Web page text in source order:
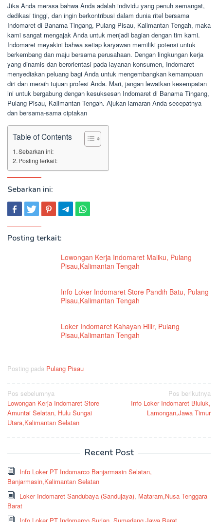
Jika Anda merasa bahwa Anda adalah individu yang penuh semangat,
dedikasi tinggi, dan ingin berkontribusi dalam dunia ritel bersama
Indomaret di Banama Tingang, Pulang Pisau, Kalimantan Tengah, maka
kami sangat mengajak Anda untuk menjadi bagian dengan tim kami.
Indomaret meyakini bahwa setiap karyawan memiliki potensi untuk
berkembang dan maju bersama perusahaan. Dengan lingkungan kerja
yang dinamis dan berorientasi pada layanan konsumen, Indomaret
menyediakan peluang bagi Anda untuk mengembangkan kemampuan
diri dan meraih tujuan profesi Anda. Mari, jangan lewatkan kesempatan
ini untuk bergabung dengan kesuksesan Indomaret di Banama Tingang,
Pulang Pisau, Kalimantan Tengah. Ajukan lamaran Anda secepatnya
dan bersama-sama ciptakan
Table of Contents
Sebarkan ini:
Posting terkait:
Sebarkan ini:
Posting terkait:
Lowongan Kerja Indomaret Maliku, Pulang
Pisau,Kalimantan Tengah
Info Loker Indomaret Store Pandih Batu, Pulang
Pisau,Kalimantan Tengah
Loker Indomaret Kahayan Hilir, Pulang
Pisau,Kalimantan Tengah
Posting pada Pulang Pisau
Navigasi
pos
Pos sebelumnya
Lowongan Kerja Indomaret Store
Amuntai Selatan, Hulu Sungai
Utara,Kalimantan Selatan
Pos berikutnya
Info Loker Indomaret Bluluk,
Lamongan,Jawa Timur
Recent Post
Info Loker PT Indomarco Banjarmasin Selatan,
Banjarmasin,Kalimantan Selatan
Loker Indomaret Sandubaya (Sandujaya), Mataram,Nusa Tenggara
Barat